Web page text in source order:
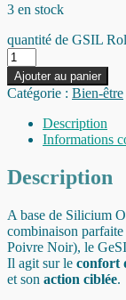
3 en stock
quantité de GSIL
Ajouter au panier
Catégorie : Bien-être
Description
Informations
Description
A base de Silicium
combinaison
Poivre Noir), le
Il agit sur le confort
et son action ciblée.